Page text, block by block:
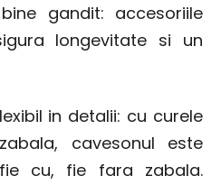
gandit: accesoriile
longevitate si un
in detalii: cu curele
cavesonul este
cu, fie fara zabala.